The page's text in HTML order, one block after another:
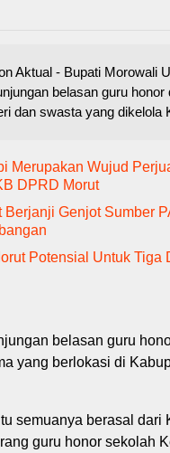
Aktual - Bupati Morowali
belasan guru honor
dan swasta yang dikelola
Merupakan Wujud
DPRD Morut
Berjanji Genjot Sumber
Potensial Untuk Tiga
belasan guru
yang berlokasi di
semuanya berasal dari
guru honor sekolah